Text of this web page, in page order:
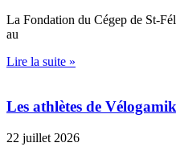
La Fondation du Cégep de St-
au
Lire la suite »
Les athlètes de
22 juillet 2026